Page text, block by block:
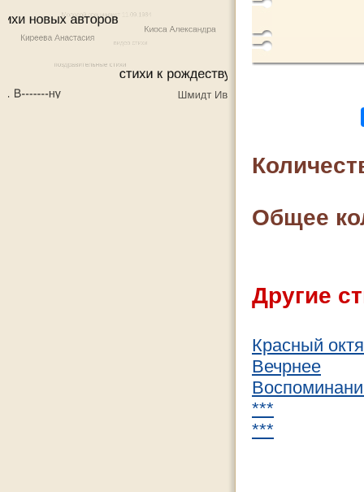
Общее
Другие
Красный
Вечрнее
***
***